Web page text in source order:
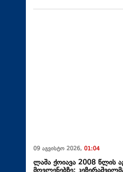
09 აგვისტო 2026, 01:04
ლაშა ქოიავა 2008 წლის